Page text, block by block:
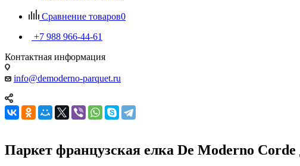
Сравнение товаров0
+7 988 966-44-61
Контактная информация
info@demoderno-parquet.ru
Паркет французская елка De Moderno